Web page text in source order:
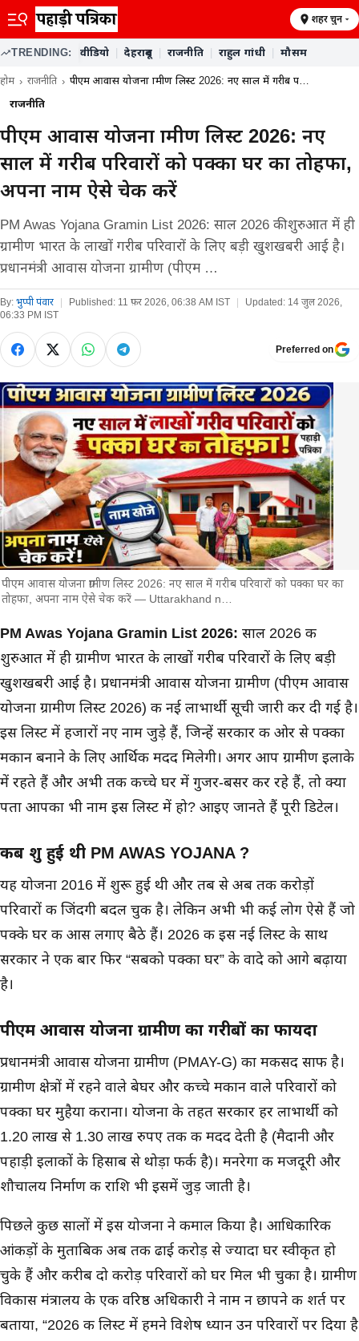
शहर चुनें
TRENDING: वीडियो देहरादून राजनीति राहुल गांधी मौसम
होम राजनीति पीएम आवास योजना ग्रामीण लिस्ट 2026: नए साल में गरीब प…
राजनीति
पीएम आवास योजना ग्रामीण लिस्ट 2026: नए
साल में गरीब परिवारों को पक्का घर का तोहफा,
अपना नाम ऐसे चेक करें
PM Awas Yojana Gramin List 2026: साल 2026 की शुरुआत में ही
ग्रामीण भारत के लाखों गरीब परिवारों के लिए बड़ी खुशखबरी आई है।
प्रधानमंत्री आवास योजना ग्रामीण (पीएम …
By: भुप्पी पंवार Published: 11 फ़र 2026, 06:38 AM IST Updated: 14 जुल 2026,
06:33 PM IST
Preferred on
पीएम आवास योजना ग्रामीण लिस्ट 2026: नए साल में गरीब परिवारों को पक्का घर का
तोहफा, अपना नाम ऐसे चेक करें — Uttarakhand n…
मुख्य समाचार
PM Awas Yojana Gramin List 2026: साल 2026 की
शुरुआत में ही ग्रामीण भारत के लाखों गरीब परिवारों के लिए बड़ी
खुशखबरी आई है। प्रधानमंत्री आवास योजना ग्रामीण (पीएम आवास
योजना ग्रामीण लिस्ट 2026) की नई लाभार्थी सूची जारी कर दी गई है।
इस लिस्ट में हजारों नए नाम जुड़े हैं, जिन्हें सरकार की ओर से पक्का
मकान बनाने के लिए आर्थिक मदद मिलेगी। अगर आप ग्रामीण इलाके
में रहते हैं और अभी तक कच्चे घर में गुजर-बसर कर रहे हैं, तो क्या
पता आपका भी नाम इस लिस्ट में हो? आइए जानते हैं पूरी डिटेल।
कब शुरू हुई थी PM AWAS YOJANA ?
यह योजना 2016 में शुरू हुई थी और तब से अब तक करोड़ों
परिवारों की जिंदगी बदल चुकी है। लेकिन अभी भी कई लोग ऐसे हैं जो
पक्के घर की आस लगाए बैठे हैं। 2026 की इस नई लिस्ट के साथ
सरकार ने एक बार फिर “सबको पक्का घर” के वादे को आगे बढ़ाया
है।
पीएम आवास योजना ग्रामीण का गरीबों का फायदा
प्रधानमंत्री आवास योजना ग्रामीण (PMAY-G) का मकसद साफ है।
ग्रामीण क्षेत्रों में रहने वाले बेघर और कच्चे मकान वाले परिवारों को
पक्का घर मुहैया कराना। योजना के तहत सरकार हर लाभार्थी को
1.20 लाख से 1.30 लाख रुपए तक की मदद देती है (मैदानी और
पहाड़ी इलाकों के हिसाब से थोड़ा फर्क है)। मनरेगा की मजदूरी और
शौचालय निर्माण की राशि भी इसमें जुड़ जाती है।
पिछले कुछ सालों में इस योजना ने कमाल किया है। आधिकारिक
आंकड़ों के मुताबिक अब तक ढाई करोड़ से ज्यादा घर स्वीकृत हो
चुके हैं और करीब दो करोड़ परिवारों को घर मिल भी चुका है। ग्रामीण
विकास मंत्रालय के एक वरिष्ठ अधिकारी ने नाम न छापने की शर्त पर
बताया, “2026 की लिस्ट में हमने विशेष ध्यान उन परिवारों पर दिया है